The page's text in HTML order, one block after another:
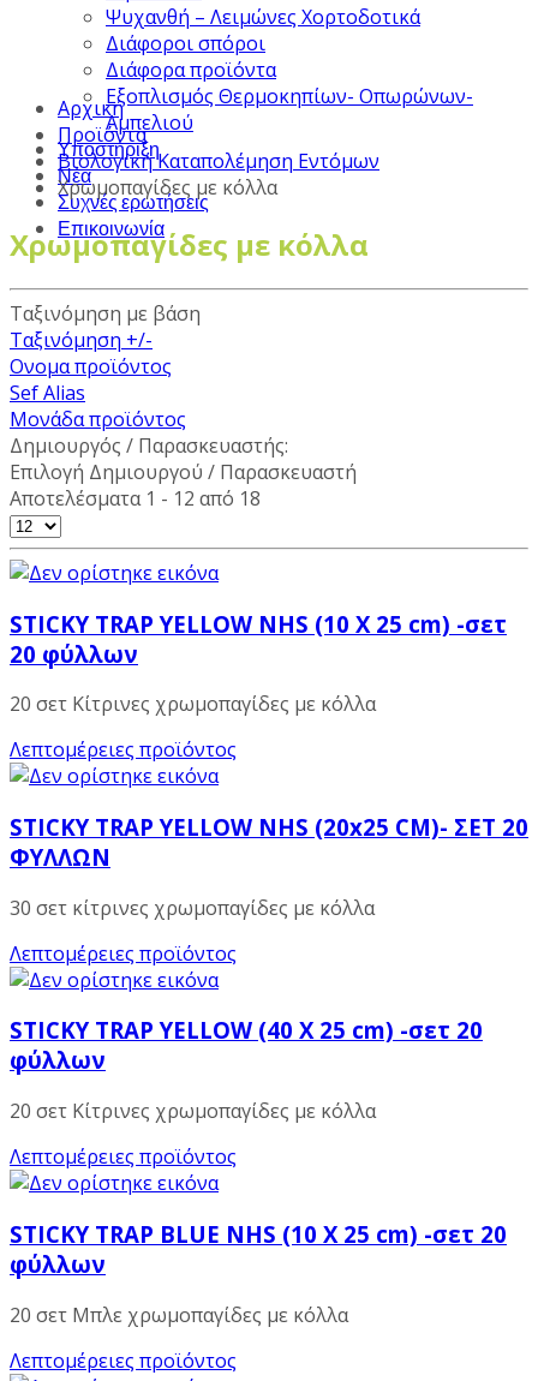
Ψυχανθή – Λειμώνες Χορτοδοτικά
Διάφοροι σπόροι
Διάφορα προϊόντα
Εξοπλισμός Θερμοκηπίων- Οπωρώνων-
Αμπελιού
Υποστήριξη
Νέα
Συχνές ερωτήσεις
Επικοινωνία
Αρχική
Προϊόντα
Βιολογική Καταπολέμηση Εντόμων
Χρωμοπαγίδες με κόλλα
Χρωμοπαγίδες με κόλλα
Ταξινόμηση με βάση
Ταξινόμηση +/-
Ονομα προϊόντος
Sef Alias
Μονάδα προϊόντος
Δημιουργός / Παρασκευαστής:
Επιλογή Δημιουργού / Παρασκευαστή
Αποτελέσματα 1 - 12 από 18
STICKY TRAP YELLOW NHS (10 X 25 cm) -σετ
20 φύλλων
20 σετ Κίτρινες χρωμοπαγίδες με κόλλα
Λεπτομέρειες προϊόντος
STICKY TRAP YELLOW NHS (20x25 CM)- ΣΕΤ 20
ΦΥΛΛΩΝ
30 σετ κίτρινες χρωμοπαγίδες με κόλλα
Λεπτομέρειες προϊόντος
STICKY TRAP YELLOW (40 X 25 cm) -σετ 20
φύλλων
20 σετ Κίτρινες χρωμοπαγίδες με κόλλα
Λεπτομέρειες προϊόντος
STICKY TRAP BLUE NHS (10 X 25 cm) -σετ 20
φύλλων
20 σετ Μπλε χρωμοπαγίδες με κόλλα
Λεπτομέρειες προϊόντος